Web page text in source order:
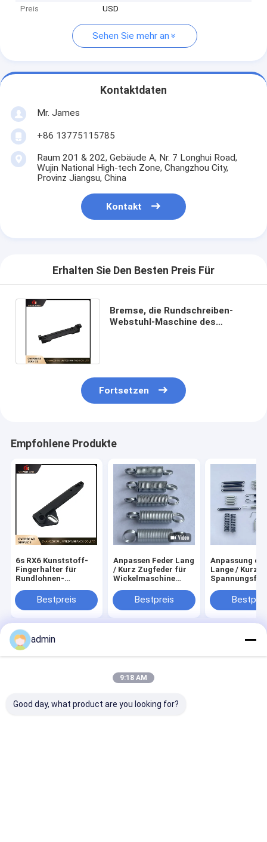
Preis
USD
Sehen Sie mehr an
Kontaktdaten
Mr. James
+86 13775115785
Raum 201 & 202, Gebäude A, Nr. 7 Longhui Road,
Wujin National High-tech Zone, Changzhou City,
Provinz Jiangsu, China
Kontakt
Erhalten Sie Den Besten Preis Für
Bremse, die Rundschreiben-
Webstuhl-Maschine des
Fortsetzen
Empfohlene Produkte
6s RX6 Kunststoff-
Fingerhalter für
Rundlohnen-
Bestpreis
Anpassen Feder Lang
/ Kurz Zugfeder für
Wickelmaschine
Bestpreis
Anpassung
Lange / Kurze
Kreislaufwebe
Ersatzteile
Startseite
Sitemap
Privacy Policy
Band-Verdrängungs-LinieChina Fabrik.Copyright © 2026
CHANGZHOU UNITED WIN PACK CO.,LTD. All Rights Reserved.
admin
9:18 AM
Good day, what product are you looking for?